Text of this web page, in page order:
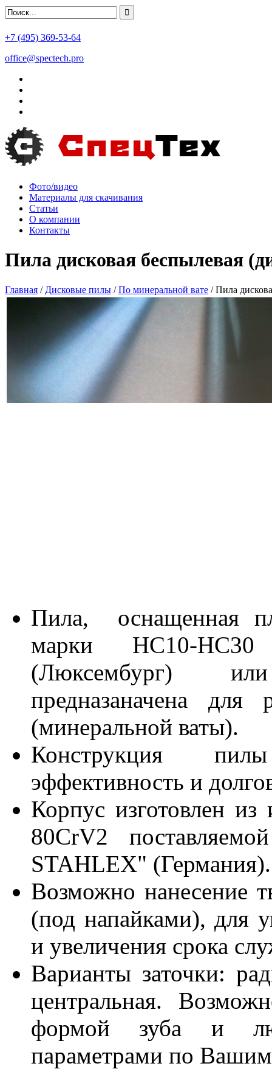
+7 (495) 369-53-64
office@spectech.pro
Фото/видео
Материалы для скачивания
Статьи
О компании
Контакты
Пила дисковая беспылевая
Главная / Дисковые пилы /По минеральной вате /Пила
Пила, оснащенная
марки HC10-
(Люксембург)
предназаначена для
(минеральной ваты).
Конструкция
эффективность и
Корпус изготовлен из
80CrV2
STAHLEX"
Возможно нанесение
(под напайками), для
и увеличения срока
Варианты заточки:
центральная.
формой зуба и
параметрами по